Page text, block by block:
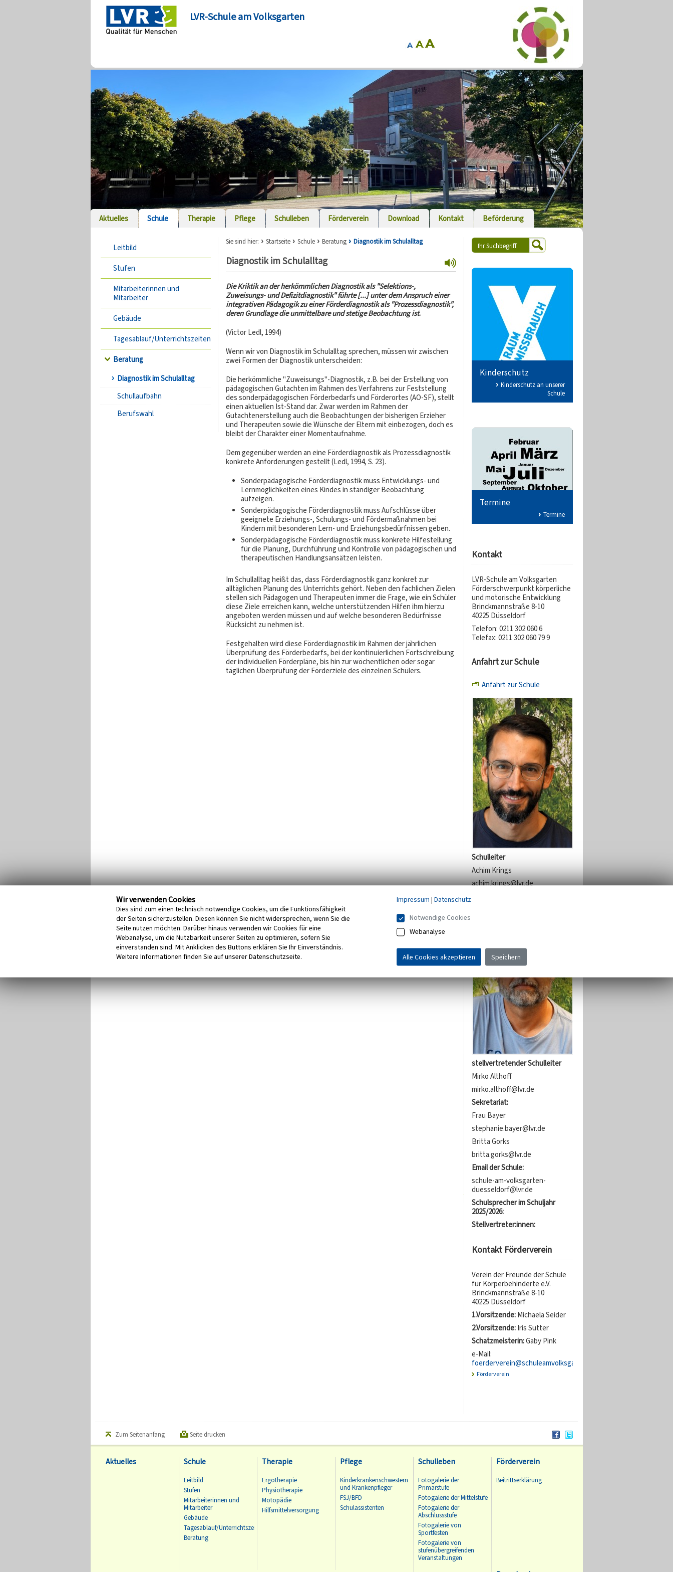
LVR-Schule am Volksgarten
Aktuelles Schule Therapie Pflege Schulleben Förderverein Download Kontakt Beförderung
Leitbild
Stufen
Mitarbeiterinnen und
Mitarbeiter
Gebäude
Tagesablauf/Unterrichtszeiten
Beratung
Diagnostik im Schulalltag
Schullaufbahn
Berufswahl
Sie sind hier: Startseite Schule Beratung Diagnostik im Schulalltag
Diagnostik im Schulalltag
Die Kriktik an der herkömmlichen Diagnostik als "Selektions-,
Zuweisungs- und Defizitdiagnostik" führte [...] unter dem Anspruch einer
integrativen Pädagogik zu einer Förderdiagnostik als "Prozessdiagnostik",
deren Grundlage die unmittelbare und stetige Beobachtung ist.
(Victor Ledl, 1994)
Wenn wir von Diagnostik im Schulalltag sprechen, müssen wir zwischen
zwei Formen der Diagnostik unterscheiden:
Die herkömmliche "Zuweisungs"-Diagnostik, z.B. bei der Erstellung von
pädagogischen Gutachten im Rahmen des Verfahrens zur Feststellung
des sonderpädagogischen Förderbedarfs und Förderortes (AO-SF), stellt
einen aktuellen Ist-Stand dar. Zwar werden im Rahmen der
Gutachtenerstellung auch die Beobachtungen der bisherigen Erzieher
und Therapeuten sowie die Wünsche der Eltern mit einbezogen, doch es
bleibt der Charakter einer Momentaufnahme.
Dem gegenüber werden an eine Förderdiagnostik als Prozessdiagnostik
konkrete Anforderungen gestellt (Ledl, 1994, S. 23).
Sonderpädagogische Förderdiagnostik muss Entwicklungs- und
Lernmöglichkeiten eines Kindes in ständiger Beobachtung
aufzeigen.
Sonderpädagogische Förderdiagnostik muss Aufschlüsse über
geeignete Erziehungs-, Schulungs- und Fördermaßnahmen bei
Kindern mit besonderen Lern- und Erziehungsbedürfnissen geben.
Sonderpädagogische Förderdiagnostik muss konkrete Hilfestellung
für die Planung, Durchführung und Kontrolle von pädagogischen und
therapeutischen Handlungsansätzen leisten.
Im Schullalltag heißt das, dass Förderdiagnostik ganz konkret zur
alltäglichen Planung des Unterrichts gehört. Neben den fachlichen Zielen
stellen sich Pädagogen und Therapeuten immer die Frage, wie ein Schüler
diese Ziele erreichen kann, welche unterstützenden Hilfen ihm hierzu
angeboten werden müssen und auf welche besonderen Bedürfnisse
Rücksicht zu nehmen ist.
Festgehalten wird diese Förderdiagnostik im Rahmen der jährlichen
Überprüfung des Förderbedarfs, bei der kontinuierlichen Fortschreibung
der individuellen Förderpläne, bis hin zur wöchentlichen oder sogar
täglichen Überprüfung der Förderziele des einzelnen Schülers.
Kinderschutz
Kinderschutz an unserer
Schule
Termine
Termine
Kontakt
LVR-Schule am Volksgarten
Förderschwerpunkt körperliche
und motorische Entwicklung
Brinckmannstraße 8-10
40225 Düsseldorf
Telefon: 0211 302 060 6
Telefax: 0211 302 060 79 9
Anfahrt zur Schule
Anfahrt zur Schule
Schulleiter
Achim Krings
achim.krings@lvr.de
stellvertretender Schulleiter
Mirko Althoff
mirko.althoff@lvr.de
Sekretariat:
Frau Bayer
stephanie.bayer@lvr.de
Britta Gorks
britta.gorks@lvr.de
Email der Schule:
schule-am-volksgarten-
duesseldorf@lvr.de
Schulsprecher im Schuljahr
2025/2026:
Stellvertreter:innen:
Kontakt Förderverein
Verein der Freunde der Schule
für Körperbehinderte e.V.
Brinckmannstraße 8-10
40225 Düsseldorf
1.Vorsitzende: Michaela Seider
2.Vorsitzende: Iris Sutter
Schatzmeisterin:Gaby Pink
e-Mail:
foerderverein@schuleamvolksgarten.de
Förderverein
Zum Seitenanfang Seite drucken
Aktuelles Schule
Leitbild
Stufen
Mitarbeiterinnen und
Mitarbeiter
Gebäude
Tagesablauf/Unterrichtszeiten
Beratung
Therapie
Ergotherapie
Physiotherapie
Motopädie
Hilfsmittelversorgung
Pflege
Kinderkrankenschwestern
und Krankenpfleger
FSJ/BFD
Schulassistenten
Schulleben
Fotogalerie der
Primarstufe
Fotogalerie der Mittelstufe
Fotogalerie der
Abschlussstufe
Fotogalerie von
Sportfesten
Fotogalerie von
stufenübergreifenden
Veranstaltungen
Förderverein
Beitrittserklärung
Wir verwenden Cookies
Dies sind zum einen technisch notwendige Cookies, um die Funktionsfähigkeit
der Seiten sicherzustellen. Diesen können Sie nicht widersprechen, wenn Sie die
Seite nutzen möchten. Darüber hinaus verwenden wir Cookies für eine
Webanalyse, um die Nutzbarkeit unserer Seiten zu optimieren, sofern Sie
einverstanden sind. Mit Anklicken des Buttons erklären Sie Ihr Einverständnis.
Weitere Informationen finden Sie auf unserer Datenschutzseite.
Impressum | Datenschutz
Notwendige Cookies
Webanalyse
Alle Cookies akzeptieren Speichern